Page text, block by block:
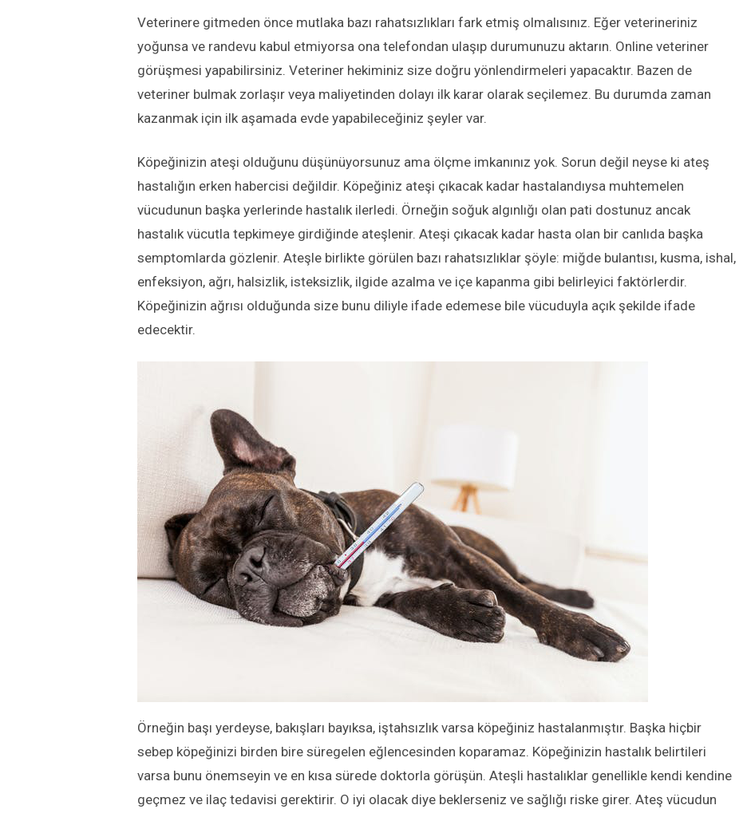
Veterinere gitmeden önce mutlaka bazı rahatsızlıkları fark etmiş olmalısınız. Eğer veterineriniz
yoğunsa ve randevu kabul etmiyorsa ona telefondan ulaşıp durumunuzu aktarın. Online veteriner
görüşmesi yapabilirsiniz. Veteriner hekiminiz size doğru yönlendirmeleri yapacaktır. Bazen de
veteriner bulmak zorlaşır veya maliyetinden dolayı ilk karar olarak seçilemez. Bu durumda zaman
kazanmak için ilk aşamada evde yapabileceğiniz şeyler var.
Köpeğinizin ateşi olduğunu düşünüyorsunuz ama ölçme imkanınız yok. Sorun değil neyse ki ateş
hastalığın erken habercisi değildir. Köpeğiniz ateşi çıkacak kadar hastalandıysa muhtemelen
vücudunun başka yerlerinde hastalık ilerledi. Örneğin soğuk algınlığı olan pati dostunuz ancak
hastalık vücutla tepkimeye girdiğinde ateşlenir. Ateşi çıkacak kadar hasta olan bir canlıda başka
semptomlarda gözlenir. Ateşle birlikte görülen bazı rahatsızlıklar şöyle: miğde bulantısı, kusma, ishal,
enfeksiyon, ağrı, halsizlik, isteksizlik, ilgide azalma ve içe kapanma gibi belirleyici faktörlerdir.
Köpeğinizin ağrısı olduğunda size bunu diliyle ifade edemese bile vücuduyla açık şekilde ifade
edecektir.
Örneğin başı yerdeyse, bakışları bayıksa, iştahsızlık varsa köpeğiniz hastalanmıştır. Başka hiçbir
sebep köpeğinizi birden bire süregelen eğlencesinden koparamaz. Köpeğinizin hastalık belirtileri
varsa bunu önemseyin ve en kısa sürede doktorla görüşün. Ateşli hastalıklar genellikle kendi kendine
geçmez ve ilaç tedavisi gerektirir. O iyi olacak diye beklerseniz ve sağlığı riske girer. Ateş vücudun